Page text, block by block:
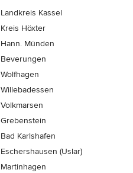
Landkreis Kassel
Kreis Höxter
Hann. Münden
Beverungen
Wolfhagen
Willebadessen
Volkmarsen
Grebenstein
Bad Karlshafen
Eschershausen (Uslar)
Martinhagen